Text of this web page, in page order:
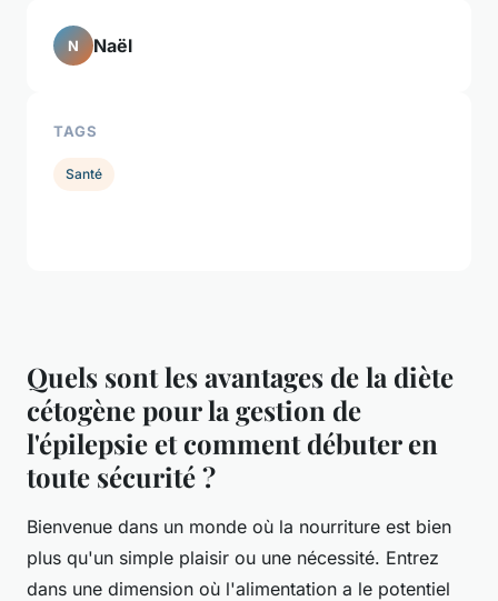
Quels sont les avantages de la diète
cétogène pour la gestion de
l'épilepsie et comment débuter en
toute sécurité ?
Bienvenue dans un monde où la nourriture est bien
plus qu'un simple plaisir ou une nécessité. Entrez
dans une dimension où l'alimentation a le potentiel
N Naël
TAGS
Santé